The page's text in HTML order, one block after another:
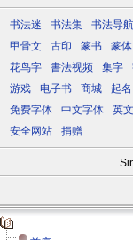
书法迷 书法集 书法导航
甲骨文
古印 篆书 篆体
花鸟字
書法视频 集字
游戏
电子书 商城 起名
免费字体
中文字体 英
安全网站
捐赠